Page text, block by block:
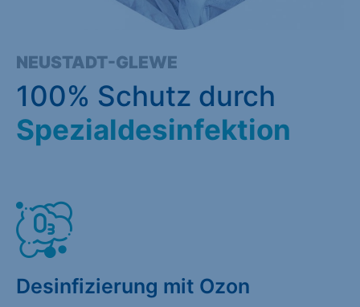
NEUSTADT-GLEWE
100% Schutz durch
Spezialdesinfektion
Desinfizierung mit Ozon